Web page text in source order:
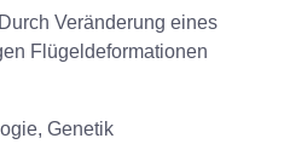
Durch Veränderung eines
Flügeldeformationen
Genetik